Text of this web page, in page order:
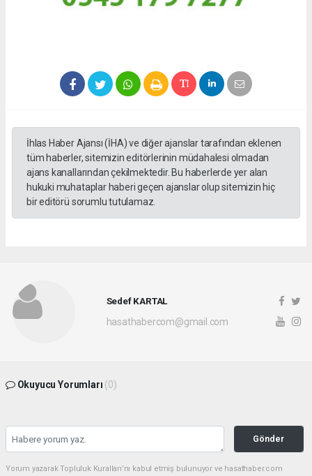
İhlas Haber Ajansı (İHA) ve diğer ajanslar tarafından eklenen
tüm haberler, sitemizin editörlerinin müdahalesi olmadan
ajans kanallarından çekilmektedir. Bu haberlerde yer alan
hukuki muhataplar haberi geçen ajanslar olup sitemizin hiç
bir editörü sorumlu tutulamaz.
Sedef KARTAL
hasathabercom@gmail.com
Okuyucu Yorumları (0)
Gönder
Yorum yazarak Topluluk Kuralları’nı kabul etmiş bulunuyor ve hasathaber.com